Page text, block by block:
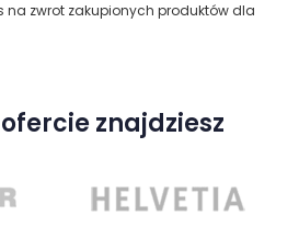
na zwrot zakupionych produktów dla
znajdziesz